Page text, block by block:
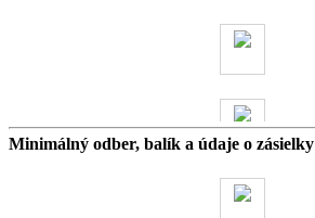
Minimálný odber, balík a údaje o zásielky